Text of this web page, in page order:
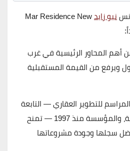
نيو زايدMar Residence New
أهم المحاور الرئيسية في غرب
ويرفع من القيمة المستقبلية
للتطوير العقاري — التابعة
لمجموعة بن لادن السعودية، والمؤسسة منذ 1997 — تمنح
سجلها وجودة مشروعاتها